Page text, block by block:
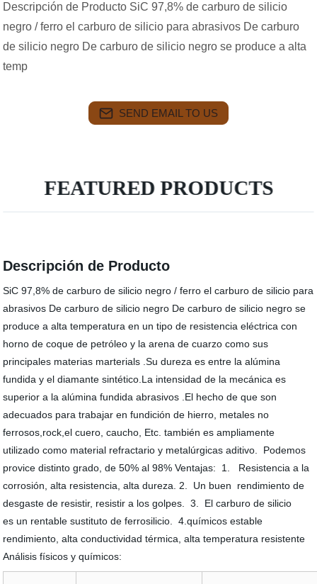
Descripción de Producto SiC 97,8% de carburo de silicio
negro / ferro el carburo de silicio para abrasivos De carburo
de silicio negro De carburo de silicio negro se produce a alta
temp
SEND EMAIL TO US
FEATURED PRODUCTS
Descripción de Producto
SiC 97,8% de carburo de silicio negro / ferro el carburo de silicio para
abrasivos De carburo de silicio negro De carburo de silicio negro se
produce a alta temperatura en un tipo de resistencia eléctrica con
horno de coque de petróleo y la arena de cuarzo como sus
principales materias marterials .Su dureza es entre la alúmina
fundida y el diamante sintético.La intensidad de la mecánica es
superior a la alúmina fundida abrasivos .El hecho de que son
adecuados para trabajar en fundición de hierro, metales no
ferrosos,rock,el cuero, caucho, Etc. también es ampliamente
utilizado como material refractario y metalúrgicas aditivo. Podemos
provice distinto grado, de 50% al 98% Ventajas: 1. Resistencia a la
corrosión, alta resistencia, alta dureza. 2. Un buen rendimiento de
desgaste de resistir, resistir a los golpes. 3. El carburo de silicio
es un rentable sustituto de ferrosilicio. 4.químicos estable
rendimiento, alta conductividad térmica, alta temperatura resistente
Análisis físicos y químicos: